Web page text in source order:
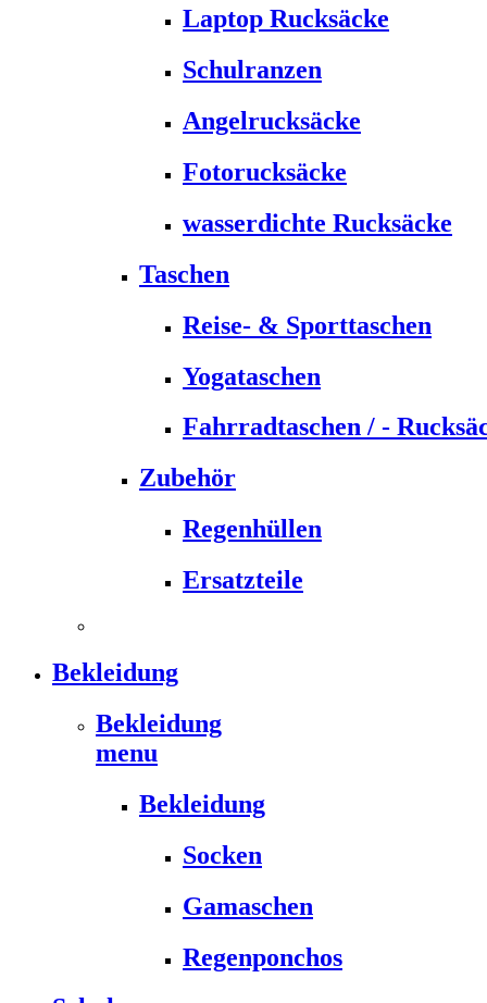
Laptop Rucksäcke
Schulranzen
Angelrucksäcke
Fotorucksäcke
wasserdichte Rucksäcke
Taschen
Reise- & Sporttaschen
Yogataschen
Fahrradtaschen / -
Zubehör
Regenhüllen
Ersatzteile
Bekleidung
Bekleidung
menu
Bekleidung
Socken
Gamaschen
Regenponchos